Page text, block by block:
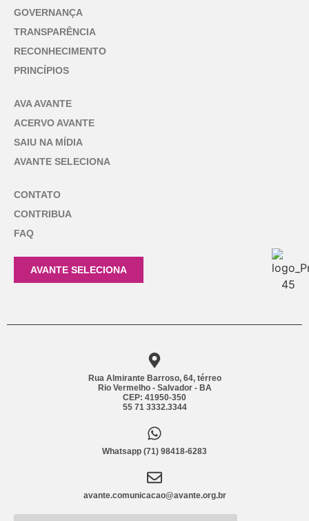
GOVERNANÇA
TRANSPARÊNCIA
RECONHECIMENTO
PRINCÍPIOS
AVA AVANTE
ACERVO AVANTE
SAIU NA MÍDIA
AVANTE SELECIONA
CONTATO
CONTRIBUA
FAQ
AVANTE SELECIONA
Rua Almirante Barroso, 64, térreo
Rio Vermelho - Salvador - BA
CEP: 41950-350
55 71 3332.3344
Whatsapp (71) 98418-6283
avante.comunicacao@avante.org.br